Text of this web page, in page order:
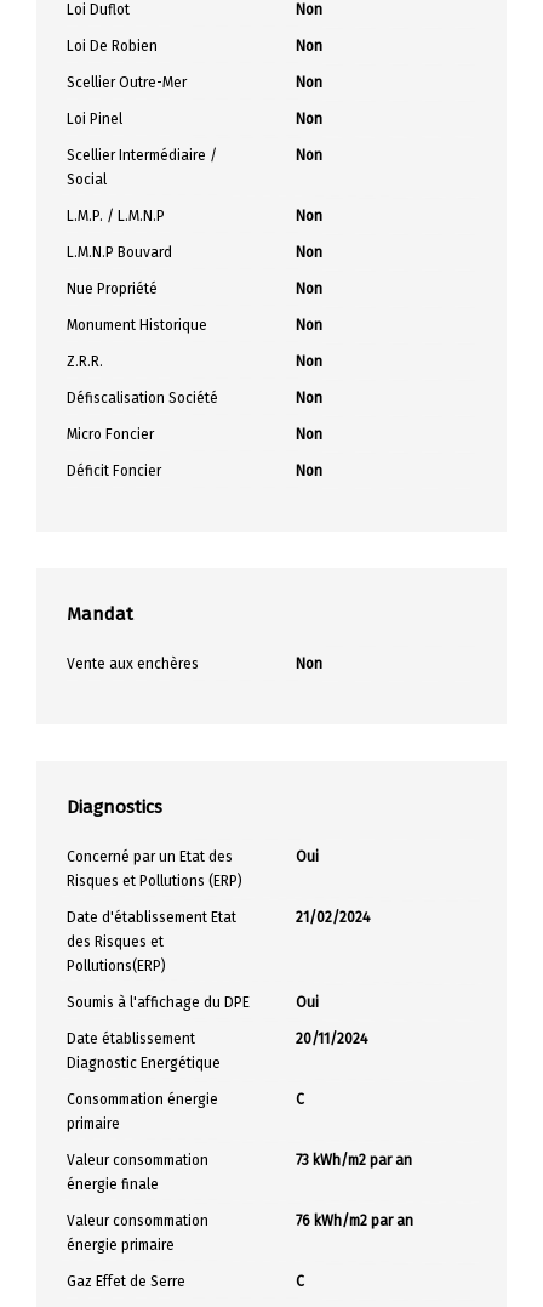
Loi Duflot Non
Loi De Robien Non
Scellier Outre-Mer Non
Loi Pinel Non
Scellier Intermédiaire /
Social
Non
L.M.P. / L.M.N.P Non
L.M.N.P Bouvard Non
Nue Propriété Non
Monument Historique Non
Z.R.R. Non
Défiscalisation Société Non
Micro Foncier Non
Déficit Foncier Non
Mandat
Vente aux enchères Non
Diagnostics
Concerné par un Etat des
Risques et Pollutions (ERP)
Oui
Date d'établissement Etat
des Risques et
Pollutions(ERP)
21/02/2024
Soumis à l'affichage du DPE Oui
Date établissement
Diagnostic Energétique
20/11/2024
Consommation énergie
primaire
C
Valeur consommation
énergie finale
73 kWh/m2 par an
Valeur consommation
énergie primaire
76 kWh/m2 par an
Gaz Effet de Serre C